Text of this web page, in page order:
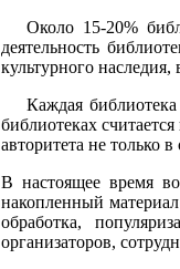
Около 15-20%
деятельность
культурного
Каждая библиотека
библиотеках
авторитета не только
В настоящее время
накопленный
обработка,
организаторов,